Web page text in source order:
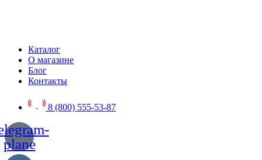
Каталог
О магазине
Блог
Контакты
8 (800) 555-53-87
plane